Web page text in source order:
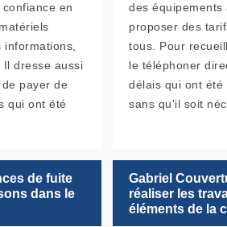
en
informations,
dresse aussi
payer de
qui ont été
des
proposer des
tous. Pour
le téléphoner
délais qui ont été
sans qu'il soit
de fuite
dans le
Gabriel
réaliser les
éléments de la